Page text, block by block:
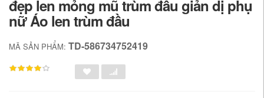
đẹp len mỏng mũ trùm đầu giản dị phụ
nữ Áo len trùm đầu
MÃ SẢN PHẨM: TD-586734752419